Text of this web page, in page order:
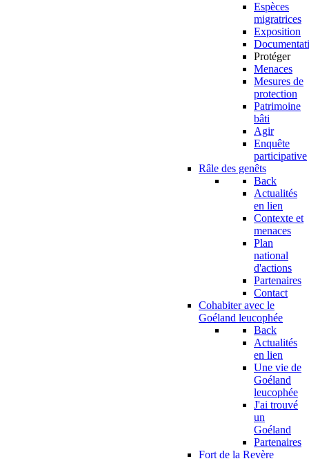
Espèces
migratrices
Exposition
Protéger
Menaces
Mesures de
protection
Patrimoine
bâti
Agir
Enquête
participative
Râle des genêts
Back
Actualités
en lien
Contexte et
menaces
Plan
national
d'actions
Partenaires
Contact
Cohabiter avec le
Goéland leucophée
Back
Actualités
en lien
Une vie de
Goéland
leucophée
J'ai trouvé
un
Goéland
Partenaires
Fort de la Revère